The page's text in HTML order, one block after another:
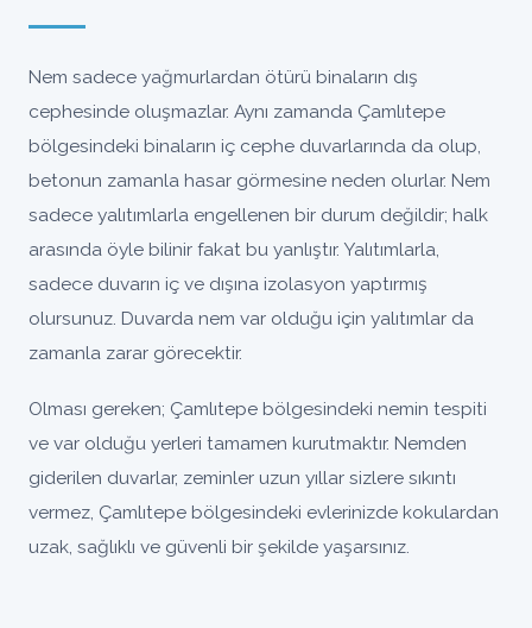
Nem sadece yağmurlardan ötürü binaların dış
cephesinde oluşmazlar. Aynı zamanda Çamlıtepe
bölgesindeki binaların iç cephe duvarlarında da olup,
betonun zamanla hasar görmesine neden olurlar. Nem
sadece yalıtımlarla engellenen bir durum değildir; halk
arasında öyle bilinir fakat bu yanlıştır. Yalıtımlarla,
sadece duvarın iç ve dışına izolasyon yaptırmış
olursunuz. Duvarda nem var olduğu için yalıtımlar da
zamanla zarar görecektir.
Olması gereken; Çamlıtepe bölgesindeki nemin tespiti
ve var olduğu yerleri tamamen kurutmaktır. Nemden
giderilen duvarlar, zeminler uzun yıllar sizlere sıkıntı
vermez, Çamlıtepe bölgesindeki evlerinizde kokulardan
uzak, sağlıklı ve güvenli bir şekilde yaşarsınız.